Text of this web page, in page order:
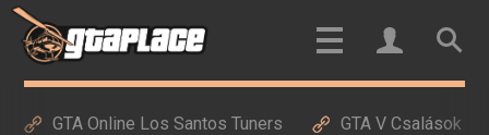
GTA Online Los Santos Tuners GTA V Csalások